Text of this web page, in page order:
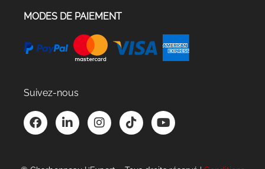
MODES DE PAIEMENT
Suivez-nous
F
a
b
L
i
I
n
T
i
Y
o